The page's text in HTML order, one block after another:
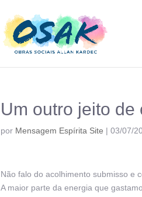
Um outro jeito de
por Mensagem Espírita Site |03/07/
Não falo do acolhimento submisso e
A maior parte da energia que